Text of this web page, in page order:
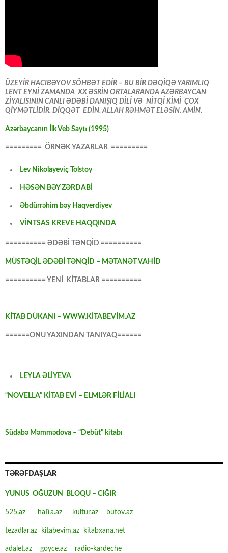
ÜZEYİR HACIBƏYOV SÖHBƏT EDİR – BU BİR DƏQİQƏ YARIMLIQ
LENT EYNİ ZAMANDA XX ƏSRİN ORTALARANDA AZƏRBAYCAN
ZİYALISININ CANLI ƏDƏBİ DANIŞIQ DİLİ VƏ NİTQİ KİMİ ÇOX
QİYMƏTLİDİR. DİQQƏT EDİN. ALLAH RƏHMƏT ELƏSİN. AMİN.
Azərbaycanın İlk Veb Saytı (1995)
========= ÖRNƏK YAZARLAR =========
Lev Nikolayeviç Tolstoy
HƏSƏN BƏY ZƏRDABİ
Əbdürrəhim bəy Haqverdiyev
VİNTSAS KREVE HAQQINDA
========== ƏDƏBİ TƏNQİD ==========
MÜSTƏQİL ƏDƏBİ TƏNQİD – MƏTANƏT VAHİD
========== YENİ KİTABLAR ==========
KİTAB DÜKANI – WWW.KİTABEVİM.AZ
======ONU YAXINDAN TANIYAQ======
LEYLA ƏLİYEVA
“NOVELLA” KİTAB EVİ – ELMLƏR FİLİALI
Südabə Məmmədova – “Debüt” kitabı
TƏRƏFDAŞLAR
YUNUS OĞUZUN BLOQU – CIĞIR
525.az hafta.az kultur.az butov.az
tezadlar.az kitabevim.az kitabxana.net
adalet.az goyce.az radio-kardeche